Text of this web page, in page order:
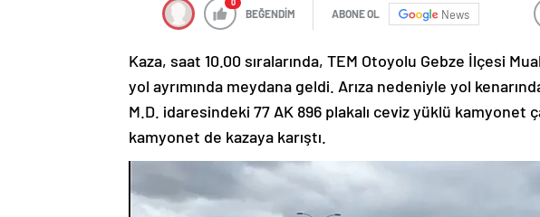
0
BEĞENDİM ABONE OL News
Kaza, saat 10.00 sıralarında, TEM Otoyolu Gebze İlçesi
yol ayrımında meydana geldi. Arıza nedeniyle yol
M.D. idaresindeki 77 AK 896 plakalı ceviz yüklü kamyonet
kamyonet de kazaya karıştı.